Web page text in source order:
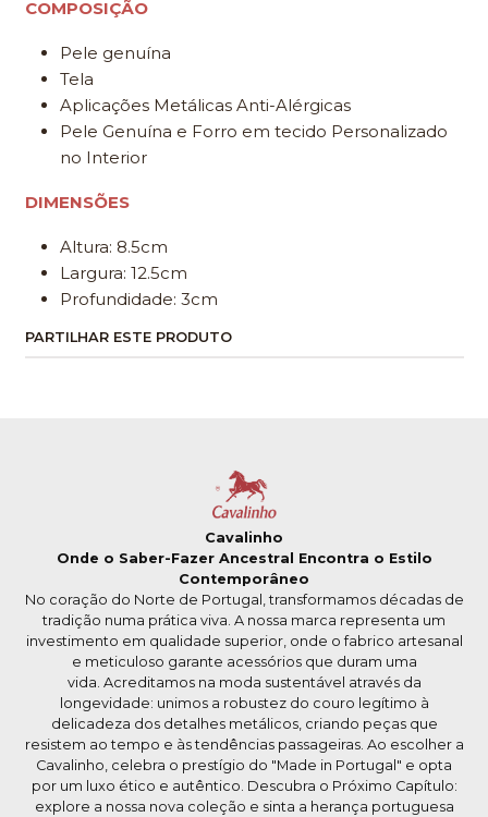
COMPOSIÇÃO
Pele genuína
Tela
Aplicações Metálicas Anti-Alérgicas
Pele Genuína e Forro em tecido Personalizado
no Interior
DIMENSÕES
Altura: 8.5cm
Largura: 12.5cm
Profundidade: 3cm
PARTILHAR ESTE PRODUTO
Cavalinho
Onde o Saber-Fazer Ancestral Encontra o Estilo
Contemporâneo
No coração do Norte de Portugal, transformamos décadas de
tradição numa prática viva. A nossa marca representa um
investimento em qualidade superior, onde o fabrico artesanal
e meticuloso garante acessórios que duram uma
vida. Acreditamos na moda sustentável através da
longevidade: unimos a robustez do couro legítimo à
delicadeza dos detalhes metálicos, criando peças que
resistem ao tempo e às tendências passageiras. Ao escolher a
Cavalinho, celebra o prestígio do "Made in Portugal" e opta
por um luxo ético e autêntico. Descubra o Próximo Capítulo:
explore a nossa nova coleção e sinta a herança portuguesa